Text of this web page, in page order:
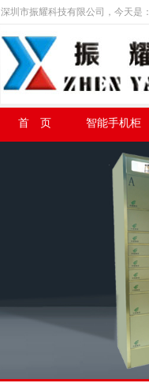
深圳市振耀科技有限公司，今天是：
首 页 智能手机柜